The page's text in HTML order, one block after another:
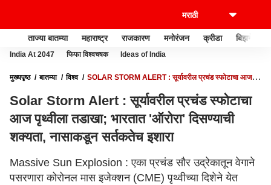
ताज्या बातम्या महाराष्ट्र राजकारण मनोरंजन क्रीडा बिझनेस
India At 2047 फिफा विश्वचषक Ideas of India
मुख्यपृष्ठ बातम्या विश्व
SOLAR STORM ALERT : सूर्यावरील प्रचंड स्फोटाचा आज
Solar Storm Alert : सूर्यावरील प्रचंड स्फोटाचा
आज पृथ्वीला तडाखा; भारतात 'ऑरोरा' दिसण्याची
शक्यता, नासाकडून सर्तकतेच इशारा
Massive Sun Explosion : एका प्रचंड सौर उद्रेकातून वेगाने
पसरणारा कोरोनल मास इजेक्शन (CME) पृथ्वीच्या दिशेने येत